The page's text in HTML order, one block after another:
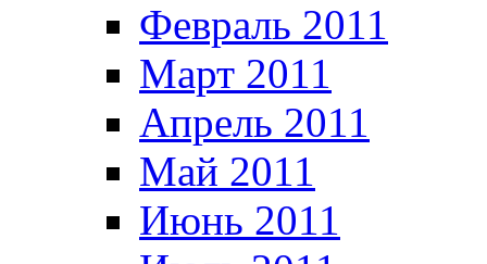
Февраль 2011
Март 2011
Апрель 2011
Май 2011
Июнь 2011